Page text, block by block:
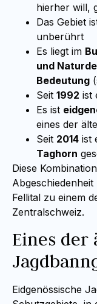
hierher will,
Das Gebiet
unberührt
Es liegt im
und
Bedeutung
Seit 1992 ist
Es ist
eines der
Seit 2014 ist
Taghorn
Diese
Fellital zu einem
Zentralschweiz.
Eines der
Eidgenössische